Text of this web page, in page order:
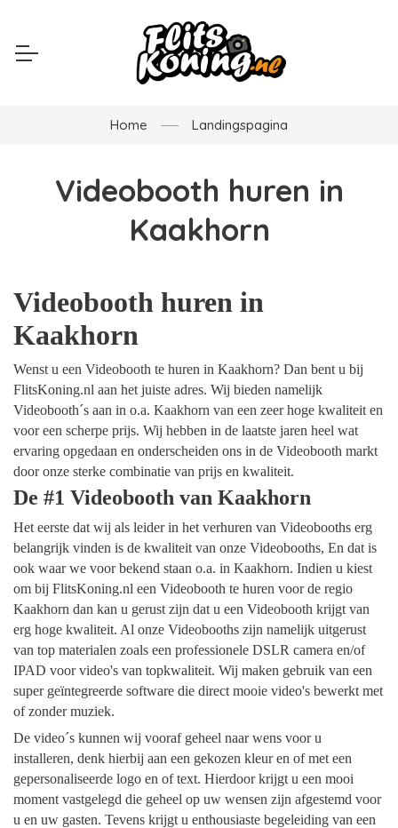
Home Landingspagina
Videobooth huren in
Kaakhorn
Videobooth huren in
Kaakhorn
Wenst u een Videobooth te huren in Kaakhorn? Dan bent u bij
FlitsKoning.nl aan het juiste adres. Wij bieden namelijk
Videobooth´s aan in o.a. Kaakhorn van een zeer hoge kwaliteit en
voor een scherpe prijs. Wij hebben in de laatste jaren heel wat
ervaring opgedaan en onderscheiden ons in de Videobooth markt
door onze sterke combinatie van prijs en kwaliteit.
De #1 Videobooth van Kaakhorn
Het eerste dat wij als leider in het verhuren van Videobooths erg
belangrijk vinden is de kwaliteit van onze Videobooths, En dat is
ook waar we voor bekend staan o.a. in Kaakhorn. Indien u kiest
om bij FlitsKoning.nl een Videobooth te huren voor de regio
Kaakhorn dan kan u gerust zijn dat u een Videobooth krijgt van
erg hoge kwaliteit. Al onze Videobooths zijn namelijk uitgerust
van top materialen zoals een professionele DSLR camera en/of
IPAD voor video's van topkwaliteit. Wij maken gebruik van een
super geïntegreerde software die direct mooie video's bewerkt met
of zonder muziek.
De video´s kunnen wij vooraf geheel naar wens voor u
installeren, denk hierbij aan een gekozen kleur en of met een
gepersonaliseerde logo en of text. Hierdoor krijgt u een mooi
moment vastgelegd die geheel op uw wensen zijn afgestemd voor
u en uw gasten. Tevens krijgt u enthousiaste begeleiding van een